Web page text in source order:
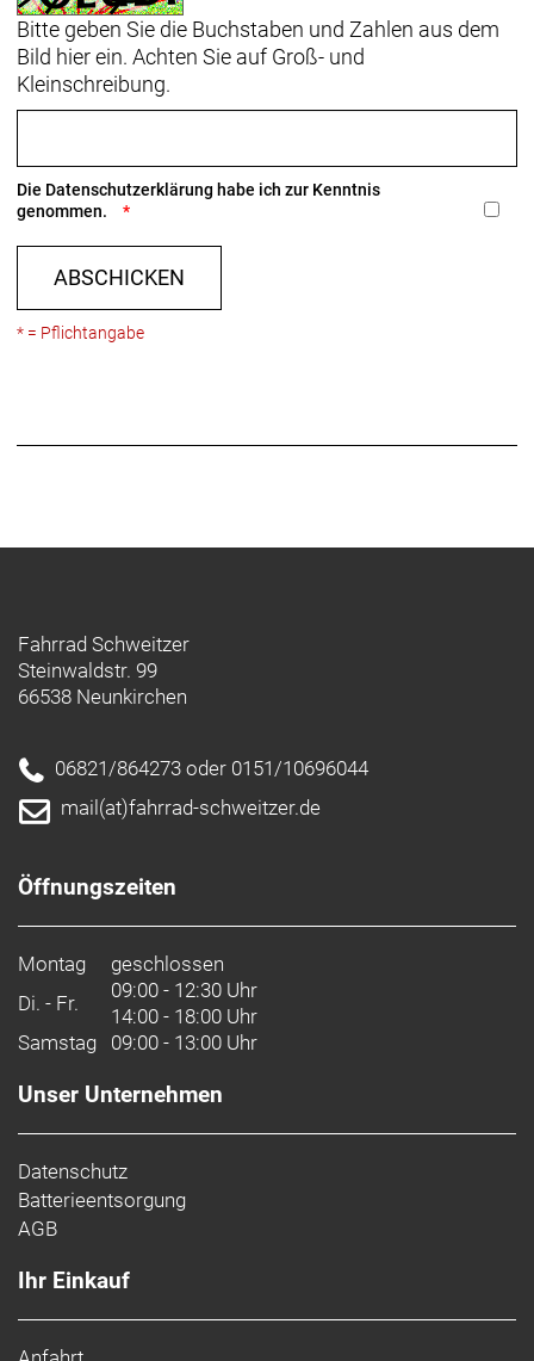
Bitte geben Sie die Buchstaben und Zahlen aus dem
Bild hier ein. Achten Sie auf Groß- und
Kleinschreibung.
Die Datenschutzerklärung habe ich zur Kenntnis
genommen.
ABSCHICKEN
* = Pflichtangabe
Fahrrad Schweitzer
Steinwaldstr. 99
66538 Neunkirchen
06821/864273 oder 0151/10696044
mail(at)fahrrad-schweitzer.de
Öffnungszeiten
Montag
geschlossen
Di. - Fr.
09:00 - 12:30 Uhr
14:00 - 18:00 Uhr
Samstag 09:00 - 13:00 Uhr
Unser Unternehmen
Datenschutz
Batterieentsorgung
AGB
Ihr Einkauf